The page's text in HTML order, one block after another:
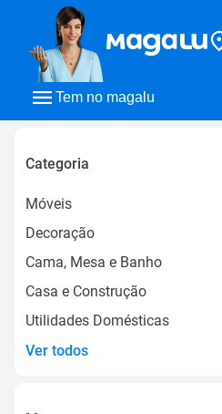
Tem no magalu
Categoria
Móveis
Decoração
Cama, Mesa e Banho
Casa e Construção
Utilidades Domésticas
Ver todos